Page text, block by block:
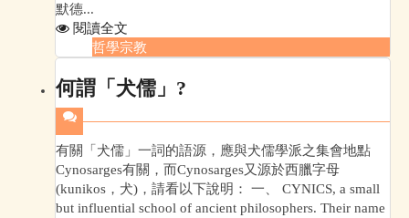
默德...
閱讀全文
哲學宗教
何謂「犬儒」?
有關「犬儒」一詞的語源，應與犬儒學派之集會地點
Cynosarges有關，而Cynosarges又源於西臘字母
(kunikos，犬)，請看以下說明： 一、 CYNICS, a small
but influential school of ancient philosophers. Their name